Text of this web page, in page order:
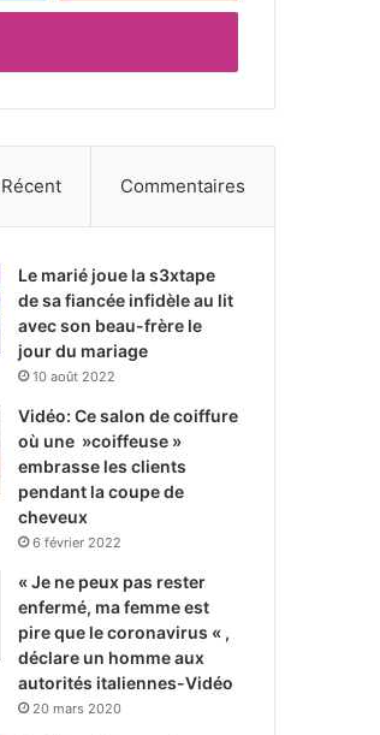
Récent Commentaires
Le marié joue la s3xtape
de sa fiancée infidèle au lit
avec son beau-frère le
jour du mariage
10 août 2022
Vidéo: Ce salon de coiffure
où une »coiffeuse »
embrasse les clients
pendant la coupe de
cheveux
6 février 2022
« Je ne peux pas rester
enfermé, ma femme est
pire que le coronavirus « ,
déclare un homme aux
autorités italiennes-Vidéo
20 mars 2020